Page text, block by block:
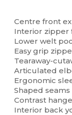
Centre front
Interior zipper
Lower welt
Easy grip
Tearaway-
Articulated
Ergonomic
Shaped
Contrast
Interior back